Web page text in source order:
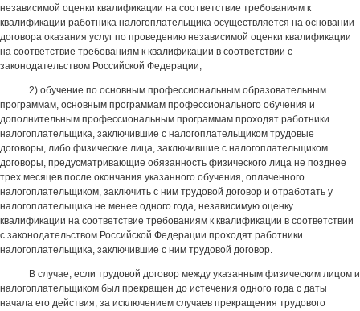
независимой оценки квалификации на соответствие требованиям к
квалификации работника налогоплательщика осуществляется на основании
договора оказания услуг по проведению независимой оценки квалификации
на соответствие требованиям к квалификации в соответствии с
законодательством Российской Федерации;
2) обучение по основным профессиональным образовательным
программам, основным программам профессионального обучения и
дополнительным профессиональным программам проходят работники
налогоплательщика, заключившие с налогоплательщиком трудовые
договоры, либо физические лица, заключившие с налогоплательщиком
договоры, предусматривающие обязанность физического лица не позднее
трех месяцев после окончания указанного обучения, оплаченного
налогоплательщиком, заключить с ним трудовой договор и отработать у
налогоплательщика не менее одного года, независимую оценку
квалификации на соответствие требованиям к квалификации в соответствии
с законодательством Российской Федерации проходят работники
налогоплательщика, заключившие с ним трудовой договор.
В случае, если трудовой договор между указанным физическим лицом и
налогоплательщиком был прекращен до истечения одного года с даты
начала его действия, за исключением случаев прекращения трудового